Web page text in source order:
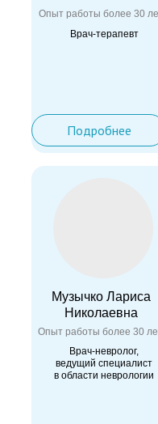
Врач-невролог,
ведущий специалист
в области неврологии
Музычко Лариса
Николаевна
Опыт работы более 30
Опыт работы более 30
Врач-терапевт
Подробнее